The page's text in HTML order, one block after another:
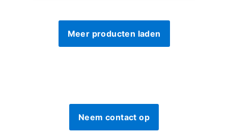
Meer producten laden
Neem contact op